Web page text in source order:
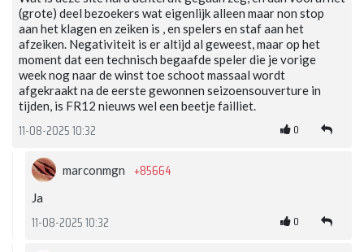
(grote) deel bezoekers wat eigenlijk alleen maar non stop
aan het klagen en zeiken is , en spelers en staf aan het
afzeiken. Negativiteit is er altijd al geweest, maar op het
moment dat een technisch begaafde speler die je vorige
week nog naar de winst toe schoot massaal wordt
afgekraakt na de eerste gewonnen seizoensouverture in
tijden, is FR12 nieuws wel een beetje failliet.
11-08-2025 10:32 0
marconmgn +85664
Ja
11-08-2025 10:32 0